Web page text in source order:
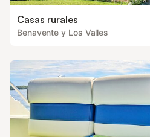
Casas rurales
Benavente y Los Valles